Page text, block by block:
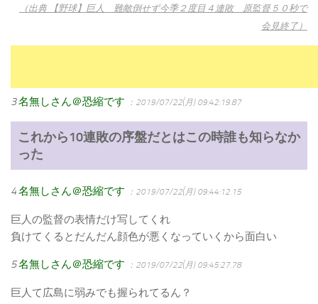
（出典 【野球】巨人 難敵倒せず今季２度目４連敗 原監督５０秒で
会見終了）
3名無しさん＠恐縮です ：2019/07/22(月) 09:42:19.87
これから10連敗の序盤だとはこの時誰も知らなか
った
4名無しさん＠恐縮です ：2019/07/22(月) 09:44:12.15
巨人の監督の表情だけ写してくれ
負けてくるとだんだん顔色が悪くなっていくから面白い
5名無しさん＠恐縮です ：2019/07/22(月) 09:45:27.78
巨人て広島に弱みでも握られてるん？